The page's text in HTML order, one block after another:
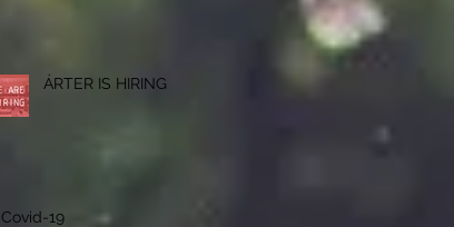
ÁRTER IS HIRING
Covid-19